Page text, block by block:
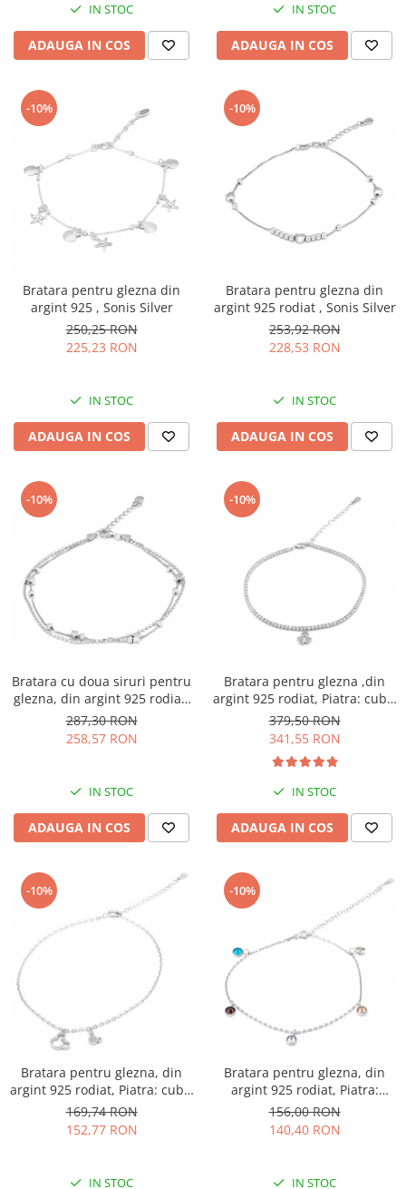
IN STOC
ADAUGA IN COS
IN STOC
ADAUGA IN COS
-10%
Bratara pentru glezna din
argint 925 , Sonis Silver
250,25 RON
225,23 RON
IN STOC
ADAUGA IN COS
-10%
Bratara pentru glezna din
argint 925 rodiat , Sonis Silver
253,92 RON
228,53 RON
IN STOC
ADAUGA IN COS
-10%
Bratara cu doua siruri pentru
glezna, din argint 925 rodiat,
Sonis Silver
287,30 RON
258,57 RON
IN STOC
ADAUGA IN COS
-10%
Bratara pentru glezna ,din
argint 925 rodiat, Piatra: cubic
zirconia, Culoare:
transparenta, Sonis Silver
379,50 RON
341,55 RON
IN STOC
ADAUGA IN COS
-10%
Bratara pentru glezna, din
argint 925 rodiat, Piatra: cubic
zirconia, Culoare:
transparenta, Sonis Silver
169,74 RON
152,77 RON
IN STOC
-10%
Bratara pentru glezna, din
argint 925 rodiat, Piatra:
zirconia fatetata, Culoare:
multicolor, Sonis Silver
156,00 RON
140,40 RON
IN STOC